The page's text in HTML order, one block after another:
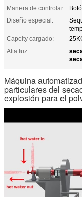
Manera de controlar:
Diseño especial:
Capcity cargado:
Alta luz:
Máquina
particulares del
explosión para el